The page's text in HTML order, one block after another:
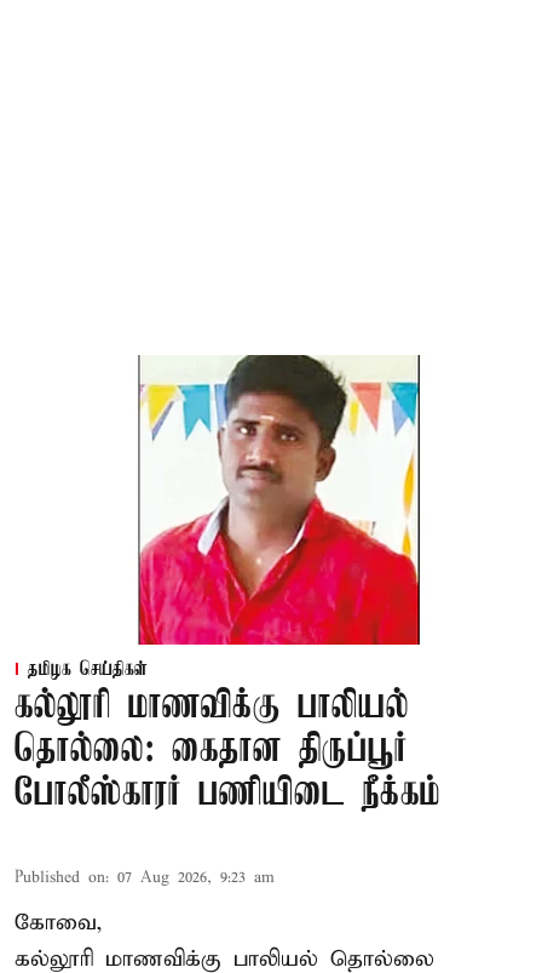
தமிழக செய்திகள்
கல்லூரி மாணவிக்கு பாலியல்
தொல்லை: கைதான திருப்பூர்
போலீஸ்காரர் பணியிடை நீக்கம்
Published on: 07 Aug 2026, 9:23 am
கோவை,
கல்லூரி மாணவிக்கு பாலியல் தொல்லை